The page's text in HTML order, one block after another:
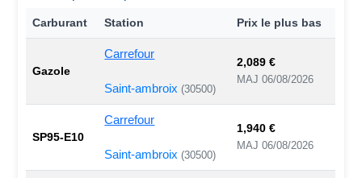
Carburant Station Prix le plus bas
Gazole
Carrefour
Saint-ambroix (30500)
2,089 €
MAJ 06/08/2026
SP95-E10
Carrefour
Saint-ambroix(30500)
1,940 €
MAJ 06/08/2026